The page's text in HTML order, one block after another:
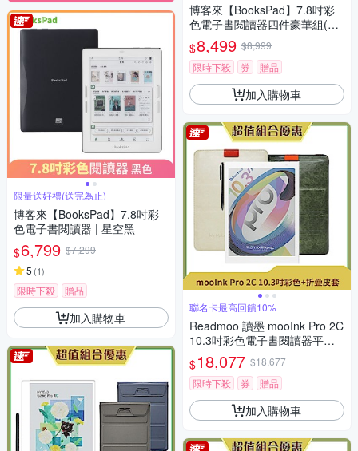
限量送好禮(送完為止)
博客來【BooksPad】7.8吋彩
色電子書閱讀器 | 星空黑
$6,799 $7,299
5 (1)
限時下殺 贈品
加入購物車
博客來【BooksPad】7.8吋彩
色電子書閱讀器四件豪華組(白
色主機+黑筆+筆芯+殼)
$8,499 $8,999
限時下殺
券 贈品
加入購物車
聯名卡最高回饋10%
Readmoo 讀墨 mooInk Pro 2C
10.3吋彩色電子書閱讀器平板+
10.3吋折疊皮套 (組合)
$18,077 $18,677
限時下殺
券 贈品
加入購物車